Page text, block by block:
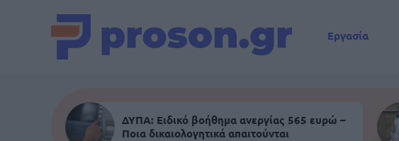
Εργασία
ΔΥΠΑ: Ειδικό βοήθημα ανεργίας 565 ευρώ –
Ποια δικαιολογητικά απαιτούνται